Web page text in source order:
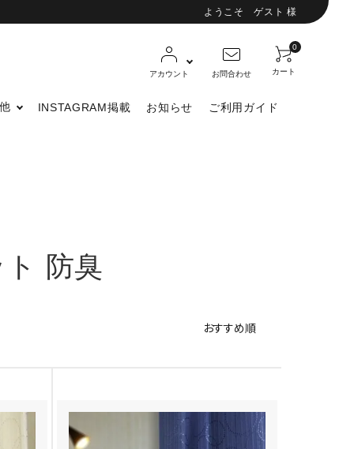
ようこそ ゲスト 様
アカウント お問合わせ
0
カート
INSTAGRAM掲載 お知らせ ご利用ガイド
防臭